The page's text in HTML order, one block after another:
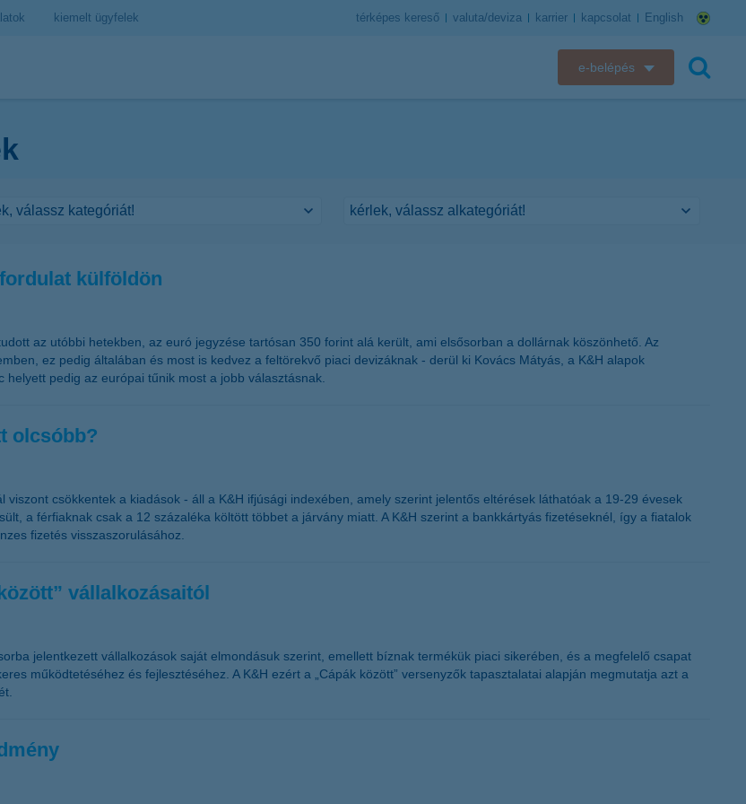
kiemelt ügyfelek térképes kereső valuta/deviza karrier kapcsolat English
e-belépés
külföldön
az utóbbi hetekben, az euró jegyzése tartósan 350 forint alá került, ami elsősorban a dollárnak köszönhető. Az
ez pedig általában és most is kedvez a feltörekvő piaci devizáknak - derül ki Kovács Mátyás, a K&H alapok
pedig az európai tűnik most a jobb választásnak.
olcsóbb?
csökkentek a kiadások - áll a K&H ifjúsági indexében, amely szerint jelentős eltérések láthatóak a 19-29 évesek
a férfiaknak csak a 12 százaléka költött többet a járvány miatt. A K&H szerint a bankkártyás fizetéseknél, így a fiatalok
fizetés visszaszorulásához.
vállalkozásaitól
jelentkezett vállalkozások saját elmondásuk szerint, emellett bíznak termékük piaci sikerében, és a megfelelő csapat
működtetéséhez és fejlesztéséhez. A K&H ezért a „Cápák között” versenyzők tapasztalatai alapján megmutatja azt a